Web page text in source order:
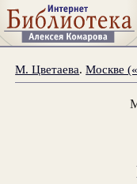
М. Цветаева.Москве